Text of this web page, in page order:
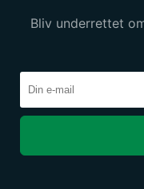
Bliv underrettet